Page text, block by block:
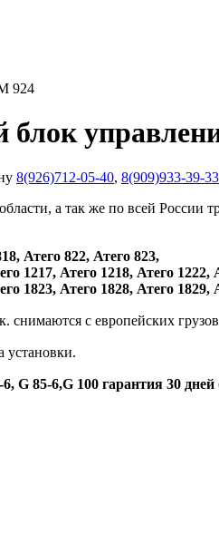
924
блок
8(926)712-05-40, 8(909)933-39-33
а так же по всей России
Атего 822, Атего 823,
1217, Атего 1218, Атего 1222,
1823, Атего 1828, Атего 1829,
снимаются с европейских
установки.
85-6,G 100 гарантия 30 дней